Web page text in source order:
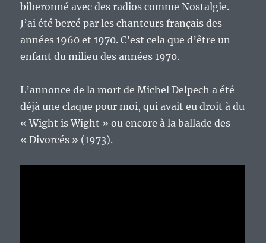
biberonné avec des radios comme Nostalgie.
J’ai été bercé par les chanteurs français des
années 1960 et 1970. C’est cela que d’être un
enfant du milieu des années 1970.
L’annonce de la mort de Michel Delpech a été
déjà une claque pour moi, qui avait eu droit à du
« Wight is Wight » ou encore à la ballade des
« Divorcés » (1973).